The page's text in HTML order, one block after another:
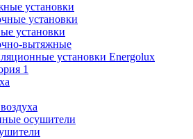
установки
установки
установки
вытяжные
установки Energolux
1
осушители